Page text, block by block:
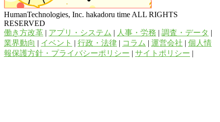
HumanTechnologies, Inc. hakadoru time ALL RIGHTS
RESERVED
働き方改革 | アプリ・システム | 人事・労務 | 調査・データ |
業界動向 | イベント | 行政・法律 | コラム | 運営会社 | 個人情
報保護方針・プライバシーポリシー | サイトポリシー |